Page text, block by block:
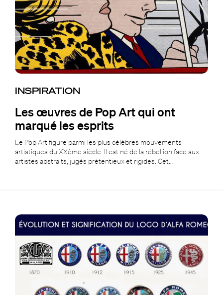
INSPIRATION
Les œuvres de Pop Art qui ont
marqué les esprits
Le Pop Art figure parmi les plus célèbres mouvements
artistiques du XXème siècle. Il est né de la rébellion face aux
artistes abstraits, jugés prétentieux et rigides. Cet…